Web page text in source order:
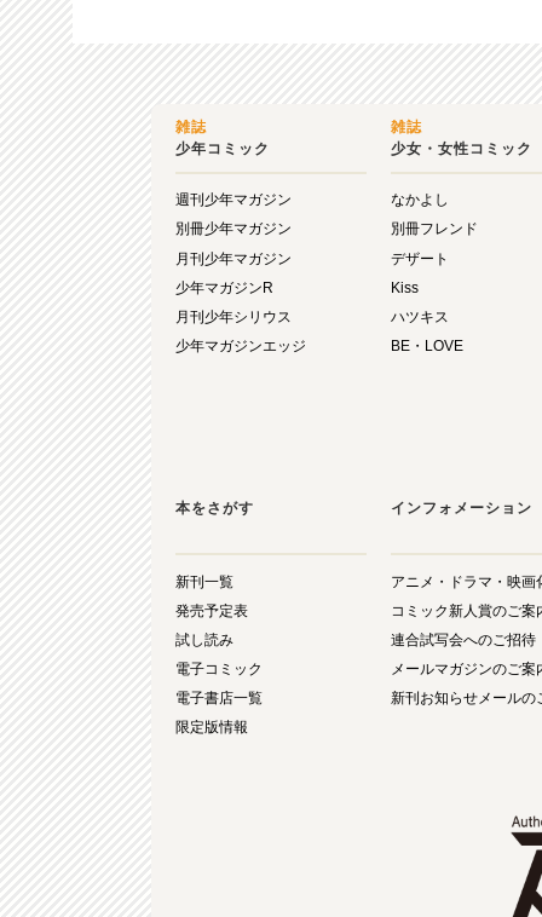
雑誌
少年コミック
週刊少年マガジン
別冊少年マガジン
月刊少年マガジン
少年マガジンR
月刊少年シリウス
少年マガジンエッジ
雑誌
少女・女性コミック
なかよし
別冊フレンド
デザート
Kiss
ハツキス
BE・LOVE
本をさがす
新刊一覧
発売予定表
試し読み
電子コミック
電子書店一覧
限定版情報
インフォメーション
アニメ・ドラマ・映画
コミック新人賞のご案
連合試写会へのご招待
メールマガジンのご案
新刊お知らせメールの